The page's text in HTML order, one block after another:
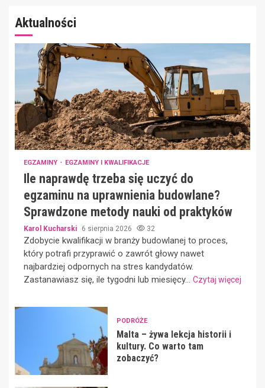
Aktualności
EGZAMINY EGZAMINY I KWALIFIKACJE
Ile naprawdę trzeba się uczyć do
egzaminu na uprawnienia budowlane?
Sprawdzone metody nauki od praktyków
Karol Kucharski 6 sierpnia 2026 32
Zdobycie kwalifikacji w branży budowlanej to proces,
który potrafi przyprawić o zawrót głowy nawet
najbardziej odpornych na stres kandydatów.
Zastanawiasz się, ile tygodni lub miesięcy... Czytaj więcej
PODRÓŻE
Malta – żywa lekcja historii i
kultury. Co warto tam
zobaczyć?